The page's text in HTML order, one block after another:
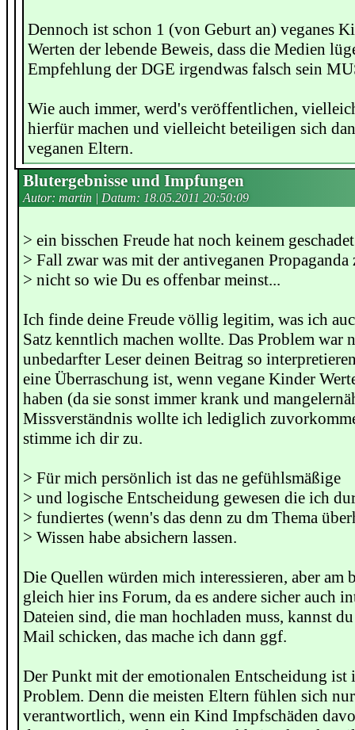
Dennoch ist schon 1 (von Geburt an) veganes
Werten der lebende Beweis, dass die Medien
Empfehlung der DGE irgendwas falsch sein
Wie auch immer, werd's veröffentlichen,
hierfür machen und vielleicht beteiligen sich
veganen Eltern.
Blutergebnisse und Impfungen
Autor: martin | Datum: 18.05.2011 20:50:09
> ein bisschen Freude hat noch keinem
> Fall zwar was mit der antiveganen Propaganda
> nicht so wie Du es offenbar meinst...
Ich finde deine Freude völlig legitim, was ich
Satz kenntlich machen wollte. Das Problem war
unbedarfter Leser deinen Beitrag so
eine Überraschung ist, wenn vegane Kinder
haben (da sie sonst immer krank und
Missverständnis wollte ich lediglich
stimme ich dir zu.
> Für mich persönlich ist das ne gefühlsmäßige
> und logische Entscheidung gewesen die ich
> fundiertes (wenn's das denn zu dm Thema
> Wissen habe absichern lassen.
Die Quellen würden mich interessieren, aber am
gleich hier ins Forum, da es andere sicher auch
Dateien sind, die man hochladen muss, kannst
Mail schicken, das mache ich dann ggf.
Der Punkt mit der emotionalen Entscheidung ist
Problem. Denn die meisten Eltern fühlen sich
verantwortlich, wenn ein Kind Impfschäden